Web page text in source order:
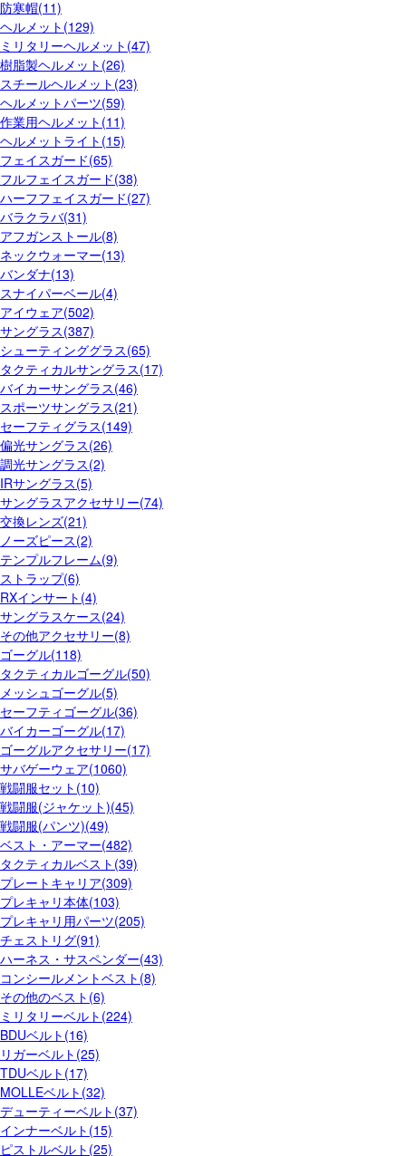
防寒帽(11)
ヘルメット(129)
ミリタリーヘルメット(47)
樹脂製ヘルメット(26)
スチールヘルメット(23)
ヘルメットパーツ(59)
作業用ヘルメット(11)
ヘルメットライト(15)
フェイスガード(65)
フルフェイスガード(38)
ハーフフェイスガード(27)
バラクラバ(31)
アフガンストール(8)
ネックウォーマー(13)
バンダナ(13)
スナイパーベール(4)
アイウェア(502)
サングラス(387)
シューティンググラス(65)
タクティカルサングラス(17)
バイカーサングラス(46)
スポーツサングラス(21)
セーフティグラス(149)
偏光サングラス(26)
調光サングラス(2)
IRサングラス(5)
サングラスアクセサリー(74)
交換レンズ(21)
ノーズピース(2)
テンプルフレーム(9)
ストラップ(6)
RXインサート(4)
サングラスケース(24)
その他アクセサリー(8)
ゴーグル(118)
タクティカルゴーグル(50)
メッシュゴーグル(5)
セーフティゴーグル(36)
バイカーゴーグル(17)
ゴーグルアクセサリー(17)
サバゲーウェア(1060)
戦闘服セット(10)
戦闘服(ジャケット)(45)
戦闘服(パンツ)(49)
ベスト・アーマー(482)
タクティカルベスト(39)
プレートキャリア(309)
プレキャリ本体(103)
プレキャリ用パーツ(205)
チェストリグ(91)
ハーネス・サスペンダー(43)
コンシールメントベスト(8)
その他のベスト(6)
ミリタリーベルト(224)
BDUベルト(16)
リガーベルト(25)
TDUベルト(17)
MOLLEベルト(32)
デューティーベルト(37)
インナーベルト(15)
ピストルベルト(25)